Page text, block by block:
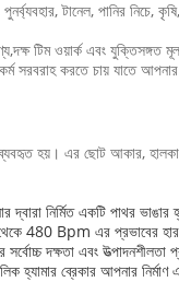
টানেল, পানির
টিম ওয়ার্ক এবং যুক্তিসঙ্গত
সরবরাহ করতে চায় যাতে
ব্যবহৃত হয়। এর ছোট আকার,
দ্বারা নির্মিত একটি পাথর
480 Bpm এর প্রভাবের হার
দক্ষতা এবং
হ্যামার ব্রেকার আপনার